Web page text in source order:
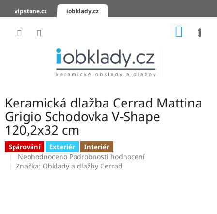
vipstone.cz iobklady.cz
KERAMICKÉ
OBKLADY
KERAMICKÉ
DLAŽBY
Keramická dlažba Cerrad Mattina
Grigio Schodovka V-Shape
120,2x32 cm
Spárování Exteriér Interiér
Průměrné
hodnocení
Neohodnoceno Podrobnosti hodnocení
Značka: Obklady a dlažby Cerrad